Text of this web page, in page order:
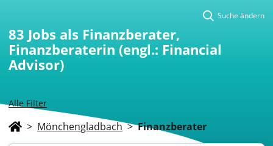
Alle Filter
Suche ändern
83 Jobs als Finanzberater,
Finanzberaterin (engl.: Financial
Advisor)
> Mönchengladbach > Finanzberater